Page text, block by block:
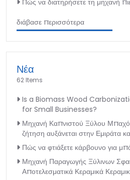
Πώς να διατηρήσετε τη μηχανή
διάβασε περισσότερα
Νέα
62 Items
Is a Biomass Wood
for Small Businesses?
Μηχανή Καπνιστού Ξύλου
ζήτηση αυξάνεται στην Εμιράτα
Πώς να φτιάξετε κάρβουνο για
Μηχανή Παραγωγής Ξύλινων
Αποτελεσματικά Κεραμικά